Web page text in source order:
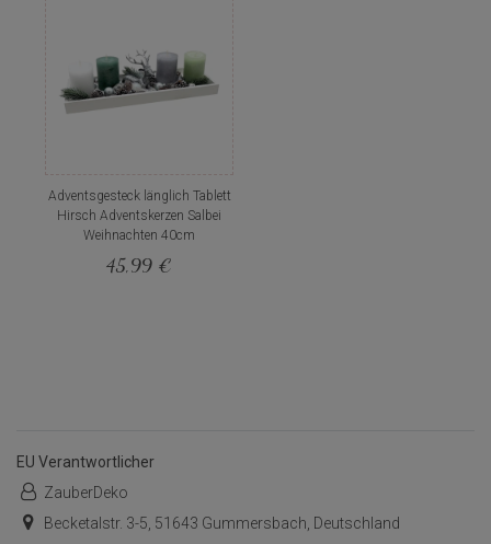
Adventsgesteck länglich Tablett
Hirsch Adventskerzen Salbei
Weihnachten 40cm
45,99 €
EU Verantwortlicher
ZauberDeko
Becketalstr. 3-5, 51643 Gummersbach, Deutschland